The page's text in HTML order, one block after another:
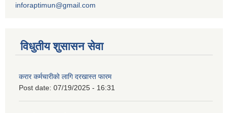
inforaptimun@gmail.com
विधुतीय शुसासन सेवा
करार कर्मचारीको लागि दरखास्त फारम
Post date: 07/19/2025 - 16:31